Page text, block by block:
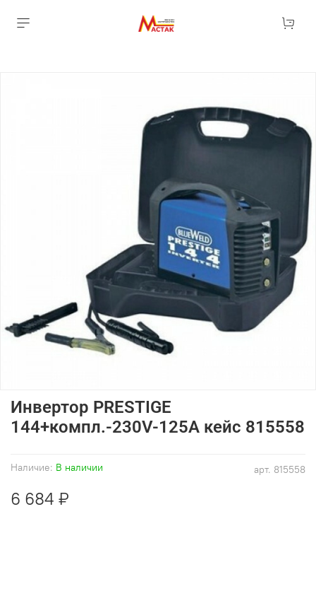
арт. 815558
Наличие: В наличии
Инвертор PRESTIGE
144+компл.-230V-125А кейс 815558
6 684 ₽